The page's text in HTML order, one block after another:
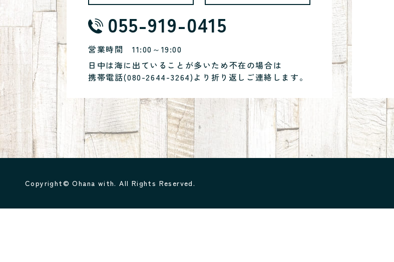
055-919-0415
営業時間 11:00～19:00
日中は海に出ていることが多いため不在の場合は
携帯電話(080-2644-3264)より折り返しご連絡します。
Copyright© Ohana with. All Rights Reserved.